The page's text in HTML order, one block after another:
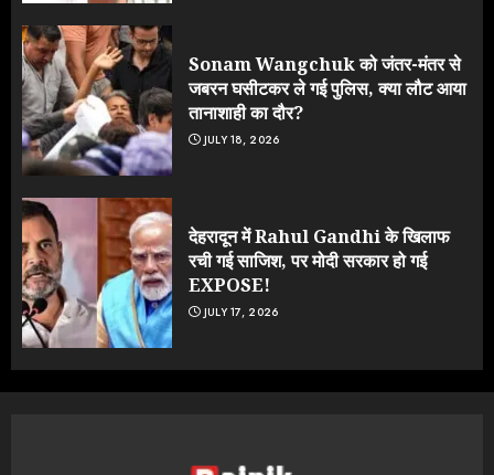
Sonam Wangchuk को जंतर-मंतर से
जबरन घसीटकर ले गई पुलिस, क्या लौट आया
तानाशाही का दौर?
JULY 18, 2026
देहरादून में Rahul Gandhi के खिलाफ
रची गई साजिश, पर मोदी सरकार हो गई
EXPOSE!
JULY 17, 2026